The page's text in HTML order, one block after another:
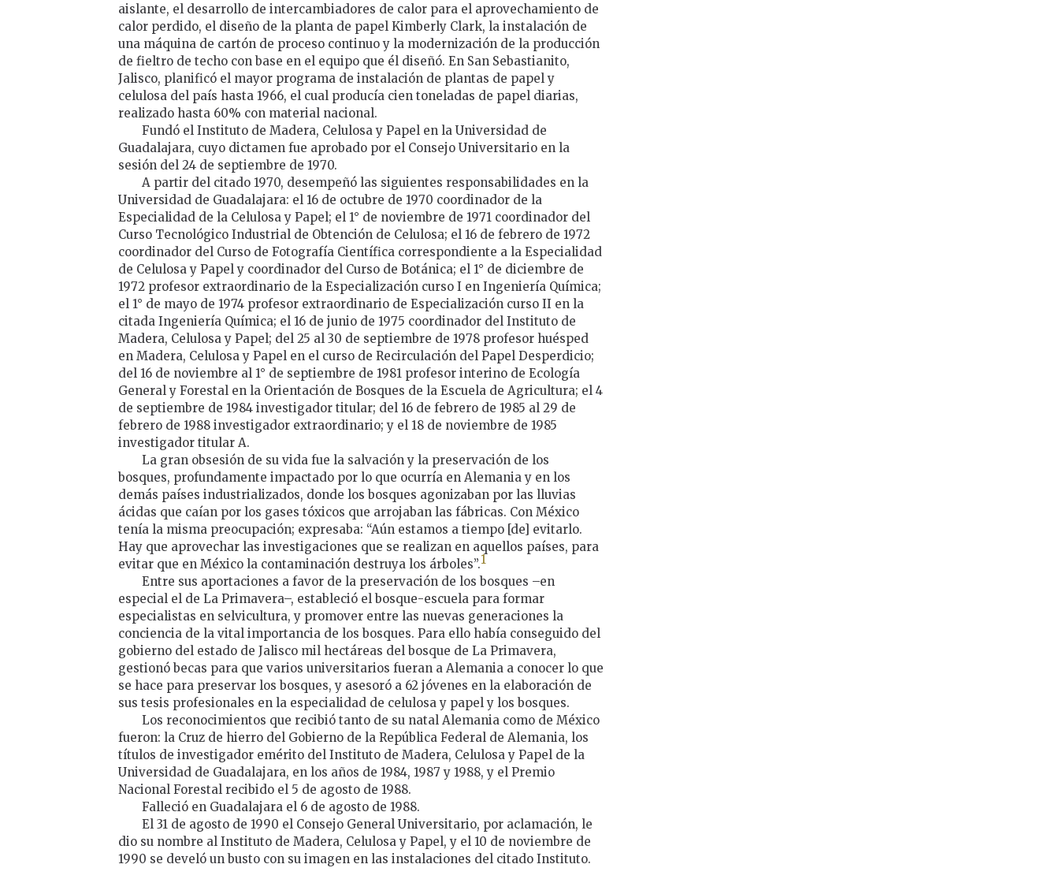
aislante, el desarrollo de intercambiadores de calor para el aprovechamiento de
calor perdido, el diseño de la planta de papel Kimberly Clark, la instalación de
una máquina de cartón de proceso continuo y la modernización de la producción
de fieltro de techo con base en el equipo que él diseñó. En San Sebastianito,
Jalisco, planificó el mayor programa de instalación de plantas de papel y
celulosa del país hasta 1966, el cual producía cien toneladas de papel diarias,
realizado hasta 60% con material nacional.
Fundó el Instituto de Madera, Celulosa y Papel en la Universidad de
Guadalajara, cuyo dictamen fue aprobado por el Consejo Universitario en la
sesión del 24 de septiembre de 1970.
A partir del citado 1970, desempeñó las siguientes responsabilidades en la
Universidad de Guadalajara: el 16 de octubre de 1970 coordinador de la
Especialidad de la Celulosa y Papel; el 1° de noviembre de 1971 coordinador del
Curso Tecnológico Industrial de Obtención de Celulosa; el 16 de febrero de 1972
coordinador del Curso de Fotografía Científica correspondiente a la Especialidad
de Celulosa y Papel y coordinador del Curso de Botánica; el 1° de diciembre de
1972 profesor extraordinario de la Especialización curso I en Ingeniería Química;
el 1° de mayo de 1974 profesor extraordinario de Especialización curso II en la
citada Ingeniería Química; el 16 de junio de 1975 coordinador del Instituto de
Madera, Celulosa y Papel; del 25 al 30 de septiembre de 1978 profesor huésped
en Madera, Celulosa y Papel en el curso de Recirculación del Papel Desperdicio;
del 16 de noviembre al 1° de septiembre de 1981 profesor interino de Ecología
General y Forestal en la Orientación de Bosques de la Escuela de Agricultura; el 4
de septiembre de 1984 investigador titular; del 16 de febrero de 1985 al 29 de
febrero de 1988 investigador extraordinario; y el 18 de noviembre de 1985
investigador titular A.
La gran obsesión de su vida fue la salvación y la preservación de los
bosques, profundamente impactado por lo que ocurría en Alemania y en los
demás países industrializados, donde los bosques agonizaban por las lluvias
ácidas que caían por los gases tóxicos que arrojaban las fábricas. Con México
tenía la misma preocupación; expresaba: “Aún estamos a tiempo [de] evitarlo.
Hay que aprovechar las investigaciones que se realizan en aquellos países, para
evitar que en México la contaminación destruya los árboles”.1
Entre sus aportaciones a favor de la preservación de los bosques –en
especial el de La Primavera–, estableció el bosque-escuela para formar
especialistas en selvicultura, y promover entre las nuevas generaciones la
conciencia de la vital importancia de los bosques. Para ello había conseguido del
gobierno del estado de Jalisco mil hectáreas del bosque de La Primavera,
gestionó becas para que varios universitarios fueran a Alemania a conocer lo que
se hace para preservar los bosques, y asesoró a 62 jóvenes en la elaboración de
sus tesis profesionales en la especialidad de celulosa y papel y los bosques.
Los reconocimientos que recibió tanto de su natal Alemania como de México
fueron: la Cruz de hierro del Gobierno de la República Federal de Alemania, los
títulos de investigador emérito del Instituto de Madera, Celulosa y Papel de la
Universidad de Guadalajara, en los años de 1984, 1987 y 1988, y el Premio
Nacional Forestal recibido el 5 de agosto de 1988.
Falleció en Guadalajara el 6 de agosto de 1988.
El 31 de agosto de 1990 el Consejo General Universitario, por aclamación, le
dio su nombre al Instituto de Madera, Celulosa y Papel, y el 10 de noviembre de
1990 se develó un busto con su imagen en las instalaciones del citado Instituto.